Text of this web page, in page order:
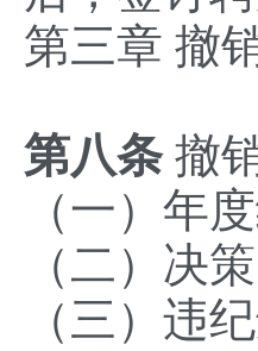
第三章 撤
‌第八条撤
（一）年
（二）决
（三）违